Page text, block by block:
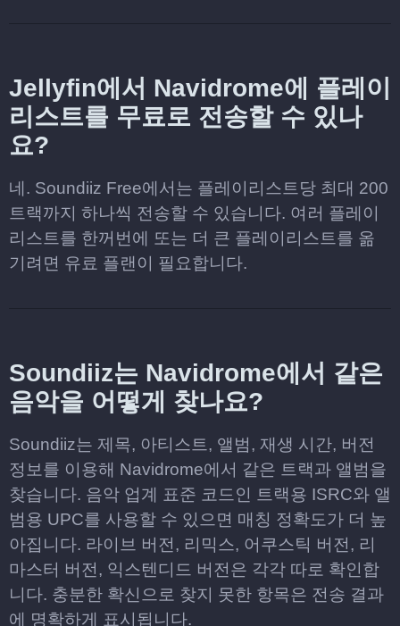
Jellyfin에서 Navidrome에 플레이
리스트를 무료로 전송할 수 있나
요?
네. Soundiiz Free에서는 플레이리스트당 최대 200
트랙까지 하나씩 전송할 수 있습니다. 여러 플레이
리스트를 한꺼번에 또는 더 큰 플레이리스트를 옮
기려면 유료 플랜이 필요합니다.
Soundiiz는 Navidrome에서 같은
음악을 어떻게 찾나요?
Soundiiz는 제목, 아티스트, 앨범, 재생 시간, 버전
정보를 이용해 Navidrome에서 같은 트랙과 앨범을
찾습니다. 음악 업계 표준 코드인 트랙용 ISRC와 앨
범용 UPC를 사용할 수 있으면 매칭 정확도가 더 높
아집니다. 라이브 버전, 리믹스, 어쿠스틱 버전, 리
마스터 버전, 익스텐디드 버전은 각각 따로 확인합
니다. 충분한 확신으로 찾지 못한 항목은 전송 결과
에 명확하게 표시됩니다.